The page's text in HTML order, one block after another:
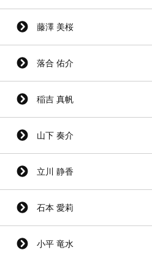
藤澤 美桜
落合 佑介
稲吉 真帆
山下 奏介
立川 静香
石本 愛莉
小平 竜水